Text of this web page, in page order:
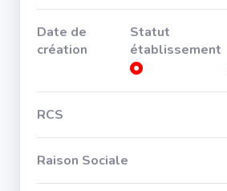
Date de
création
Statut
établissement
RCS
Raison Sociale